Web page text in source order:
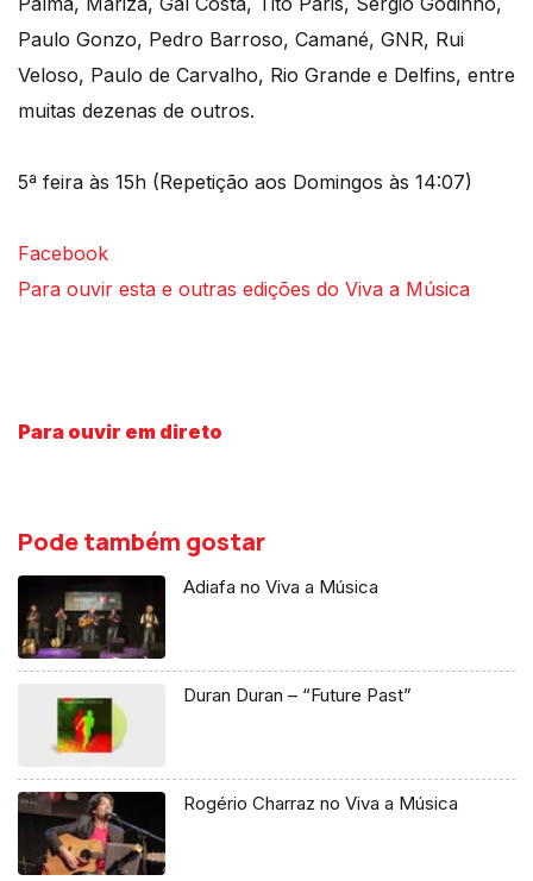
Paulo Gonzo, Pedro Barroso, Camané, GNR, Rui
Veloso, Paulo de Carvalho, Rio Grande e Delfins, entre
muitas dezenas de outros.
5ª feira às 15h (Repetição aos Domingos às 14:07)
Facebook
Para ouvir esta e outras edições do Viva a Música
Para ouvir em direto
Pode também gostar
Adiafa no Viva a Música
Duran Duran – “Future Past”
Rogério Charraz no Viva a Música